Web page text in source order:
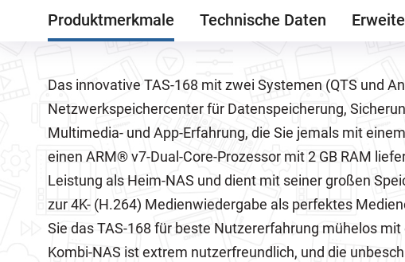
Produktmerkmale Technische Daten
Das innovative TAS-168 mit zwei Systemen (QTS und
Netzwerkspeichercenter für Datenspeicherung,
Multimedia- und App-Erfahrung, die Sie jemals mit
einen ARM® v7-Dual-Core-Prozessor mit 2 GB RAM
Leistung als Heim-NAS und dient mit seiner großen
zur 4K- (H.264) Medienwiedergabe als perfektes
Sie das TAS-168 für beste Nutzererfahrung mühelos
Kombi-NAS ist extrem nutzerfreundlich, und die